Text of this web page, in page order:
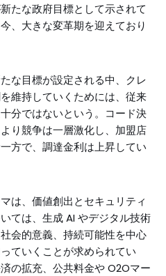
たな政府目標として示されて
、大きな変革期を迎えており
な目標が設定される中、クレ
維持していくためには、従来
分ではないという。コード決
り競争は一層激化し、加盟店
方で、調達金利は上昇してい
は、価値創出とセキュリティ
ては、生成 AI やデジタル技術
会的意義、持続可能性を中心
ていくことが求められてい
の拡充、公共料金や O2Oマー